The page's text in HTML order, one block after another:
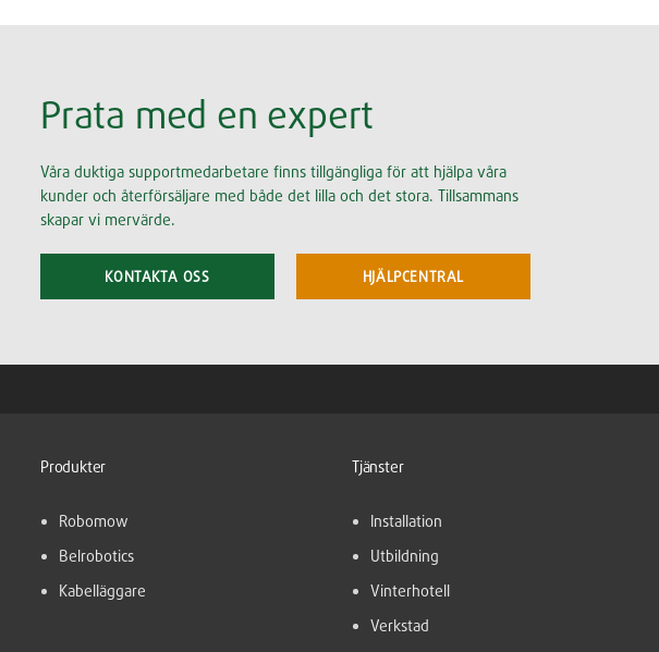
Prata med en expert
Våra duktiga supportmedarbetare finns tillgängliga för att hjälpa våra
kunder och återförsäljare med både det lilla och det stora. Tillsammans
skapar vi mervärde.
KONTAKTA OSS HJÄLPCENTRAL
Produkter
Robomow
Belrobotics
Kabelläggare
Tjänster
Installation
Utbildning
Vinterhotell
Verkstad